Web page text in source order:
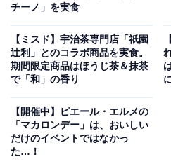
第3弾となる今回は、これま
味と酸味が絶妙なバランスの
メン）」が初登場します。酢
の辛みが特徴的です。
チーノ」を実食
【ミスド】宇治茶専門店「祇園
辻利」とのコラボ商品を実食。
期間限定商品はほうじ茶＆抹茶
で「和」の香り
【開催中】ピエール・エルメの
「マカロンデー」は、おいしい
だけのイベントではなかっ
た…！